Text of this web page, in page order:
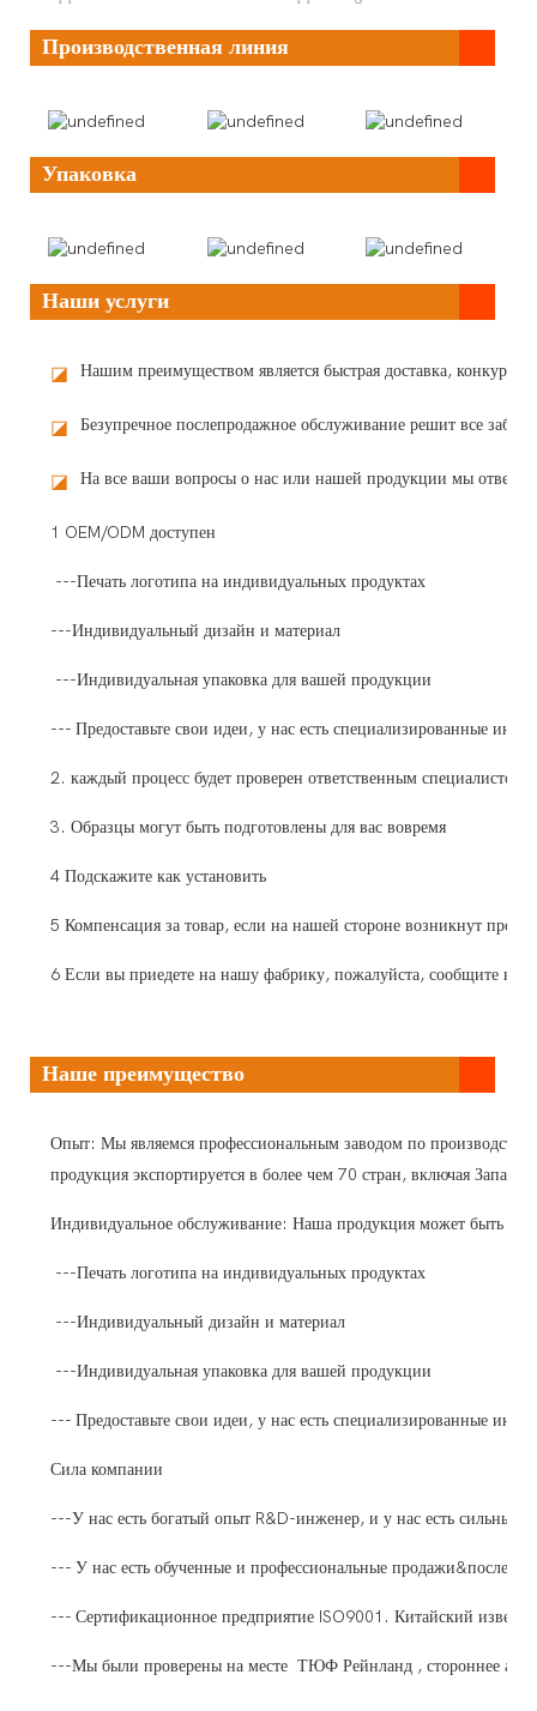
Производственная линия
Упаковка
Наши услуги
◪ Нашим преимуществом является быстрая доставка,
◪ Безупречное послепродажное обслуживание решит все
◪ На все ваши вопросы о нас или нашей продукции мы
1 OEM/ODM доступен
---Печать логотипа на индивидуальных продуктах
---Индивидуальный дизайн и материал
---Индивидуальная упаковка для вашей продукции
--- Предоставьте свои идеи, у нас есть специализированные
2. каждый процесс будет проверен ответственным специалистом
3. Образцы могут быть подготовлены для вас вовремя
4 Подскажите как установить
5 Компенсация за товар, если на нашей стороне возникнут
6 Если вы приедете на нашу фабрику, пожалуйста, сообщите нам
Наше преимущество
Опыт: Мы являемся профессиональным заводом по производству
продукция экспортируется в более чем 70 стран, включая
Индивидуальное обслуживание: Наша продукция может быть
---Печать логотипа на индивидуальных продуктах
---Индивидуальный дизайн и материал
---Индивидуальная упаковка для вашей продукции
--- Предоставьте свои идеи, у нас есть специализированные
Сила компании
---У нас есть богатый опыт R&D-инженер, и у нас есть сильные
--- У нас есть обученные и профессиональные продажи&после-
--- Сертификационное предприятие ISO9001. Китайский
---Мы были проверены на месте ТЮФ Рейнланд , стороннее